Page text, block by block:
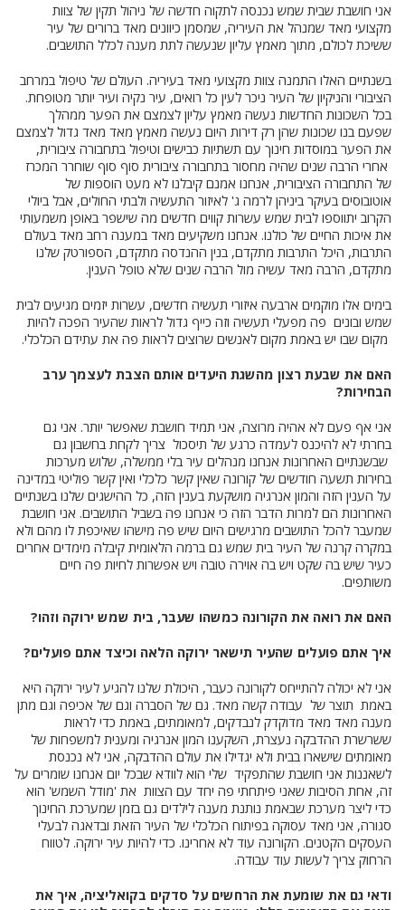
אני חושבת שבית שמש נכנסה לתקוה חדשה של ניהול תקין של צוות
מקצועי מאד שמנהל את העיריה, שמסמן כיוונים מאד ברורים של עיר
ששיכת לכולם, מתוך מאמץ עליון שנעשה לתת מענה לכלל התושבים.
בשנתיים האלו התמנה צוות מקצועי מאד בעיריה. העולם של טיפול במרחב
הציבורי והניקיון של העיר ניכר לעין כל רואים, עיר נקיה ועיר יותר מטופחת.
בכל השכונות החדשות נעשה מאמץ עליון לצמצם את הפער ממהלך
שפעם בנו שכונות שהן רק דירות היום נעשה מאמץ מאד מאד גדול לצמצם
את הפער במוסדות חינוך עם תשתיות כבישים וטיפול בתחבורה ציבורית,
אחרי הרבה שנים שהיה מחסור בתחבורה ציבורית סוף סוף שוחרר המכרז
של התחבורה הציבורית, אנחנו אמנם קיבלנו לא מעט הוספות של
אוטובוסים בעיקר ביניהן לרמה ג' לאיזור התעשיה ולבתי החולים, אבל ביולי
הקרוב יתווספו לבית שמש עשרות קווים חדשים מה שישפר באופן משמעותי
את איכות החיים של כולנו. אנחנו משקיעים מאד במענה רחב מאד בעולם
התרבות, היכל התרבות מתקדם, בנין ההנדסה מתקדם, הספורטק שלנו
מתקדם, הרבה מאד עשיה מול הרבה שנים שלא טופל הענין.
בימים אלו מוקמים ארבעה איזורי תעשיה חדשים, עשרות יזמים מגיעים לבית
שמש ובונים פה מפעלי תעשיה וזה כייף גדול לראות שהעיר הפכה להיות
מקום שבו יש באמת מקום לאנשים שרוצים לראות פה את עתידם הכלכלי.
האם את שבעת רצון מהשגת היעדים אותם הצבת לעצמך ערב
הבחירות?
אני אף פעם לא אהיה מרוצה, אני תמיד חושבת שאפשר יותר. אני גם
בחרתי לא להיכנס לעמדה כרגע של תיסכול צריך לקחת בחשבון גם
שבשנתיים האחרונות אנחנו מנהלים עיר בלי ממשלה, שלוש מערכות
בחירות תשעה חודשים של קורונה שאין קשר כלכלי ואין קשר פוליטי במדינה
על הענין הזה והמון אנרגיה מושקעת בענין הזה, כל ההישגים שלנו בשנתיים
האחרונות הם למרות הדבר הזה כי אנחנו פה בשביל התושבים. אני חושבת
שמעבר להכל התושבים מרגישים היום שיש פה מישהו שאיכפת לו מהם ולא
במקרה קרנה של העיר בית שמש גם ברמה הלאומית קיבלה מימדים אחרים
כעיר שיש בה שקט ויש בה אוירה טובה ויש אפשרות לחיות פה חיים
משותפים.
האם את רואה את הקורונה כמשהו שעבר, בית שמש ירוקה וזהו?
איך אתם פועלים שהעיר תישאר ירוקה הלאה וכיצד אתם פועלים?
אני לא יכולה להתייחס לקורונה כעבר, היכולת שלנו להגיע לעיר ירוקה היא
באמת תוצר של עבודה קשה מאד. גם של הסברה וגם של אכיפה וגם מתן
מענה מאד מאד מדוקדק לנבדקים, למאומתים, באמת כדי לראות
ששרשרת ההדבקה נעצרת, השקענו המון אנרגיה ומענית למשפחות של
מאומתים שישארו בבית ולא יגדילו את עולם ההדבקה, אני לא נכנסת
לשאננות אני חושבת שהתפקיד שלי הוא לוודא שבכל יום אנחנו שומרים על
זה, אחת הסיבות שאני פיתחתי פה יחד עם הצוות את 'מודל השמש' הוא
כדי ליצר מערכת שבאמת נותנת מענה לילדים גם בזמן שמערכת החינוך
סגורה, אני מאד עסוקה בפיתוח הכלכלי של העיר הזאת ובדאגה לבעלי
העסקים הקטנים. הקורונה עוד לא אחרינו. כדי להיות עיר ירוקה. לטווח
הרחוק צריך לעשות עוד עבודה.
ודאי גם את שומעת את הרחשים על סדקים בקואליציה, איך את